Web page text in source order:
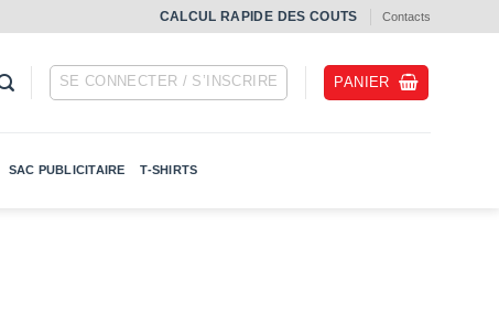
СALCUL RAPIDE DES COUTS Contacts
SE CONNECTER / S’INSCRIRE PANIER
SAC PUBLICITAIRE T-SHIRTS